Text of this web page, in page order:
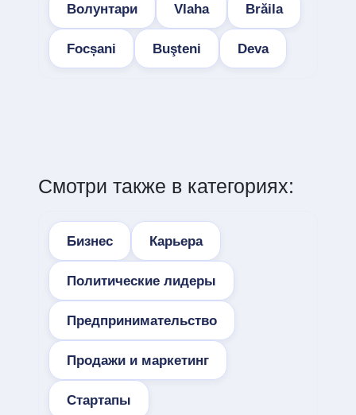
Волунтари Vlaha Brăila
Focșani Buşteni Deva
Смотри также в категориях:
Бизнес Карьера
Политические лидеры
Предпринимательство
Продажи и маркетинг
Стартапы